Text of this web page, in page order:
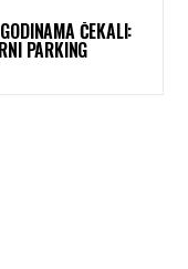
ČEKALI:
PARKING